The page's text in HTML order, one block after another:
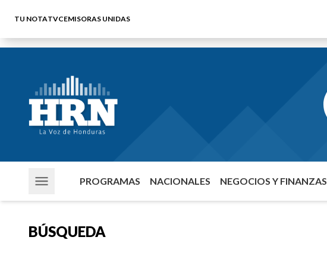
TU NOTATVCEMISORAS UNIDAS
PROGRAMAS NACIONALES NEGOCIOS Y FINANZAS
BÚSQUEDA